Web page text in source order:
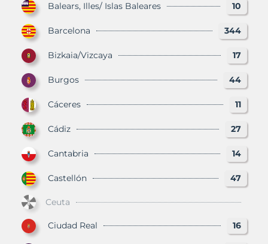
Balears, Illes/ Islas Baleares 10
Barcelona 344
Bizkaia/Vizcaya 17
Burgos 44
Cáceres 11
Cádiz 27
Cantabria 14
Castellón 47
Ceuta
Ciudad Real 16